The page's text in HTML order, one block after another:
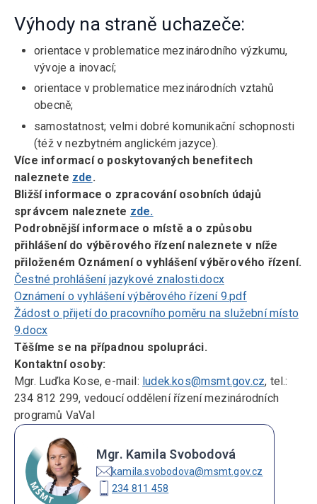
Výhody na straně uchazeče:
orientace v problematice mezinárodního výzkumu,
vývoje a inovací;
orientace v problematice mezinárodních vztahů
obecně;
samostatnost; velmi dobré komunikační schopnosti
(též v nezbytném anglickém jazyce).
Více informací o poskytovaných benefitech
naleznete zde.
Bližší informace o zpracování osobních údajů
správcem naleznete zde.
Podrobnější informace o místě a o způsobu
přihlášení do výběrového řízení naleznete v níže
přiloženém Oznámení o vyhlášení výběrového řízení.
Čestné prohlášení jazykové znalosti.docx
Oznámení o vyhlášení výběrového řízení 9.pdf
Žádost o přijetí do pracovního poměru na služební místo
9.docx
Těšíme se na případnou spolupráci.
Kontaktní osoby:
Mgr. Luďka Kose, e-mail: ludek.kos@msmt.gov.cz, tel.:
234 812 299, vedoucí oddělení řízení mezinárodních
programů VaVaI
Mgr. Kamila Svobodová
kamila.svobodova@msmt.gov.cz
234 811 458